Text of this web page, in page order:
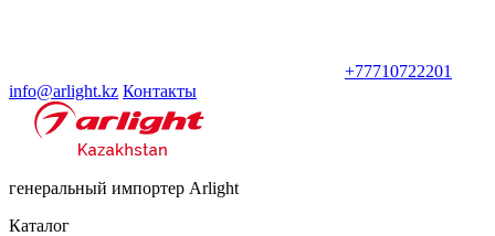
+77710722201
info@arlight.kz Контакты
генеральный импортер Arlight
Каталог